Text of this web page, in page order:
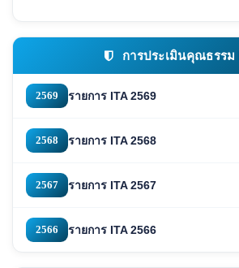
การประเมินคุณธรรม
2569 รายการ ITA 2569
2568 รายการ ITA 2568
2567 รายการ ITA 2567
2566 รายการ ITA 2566